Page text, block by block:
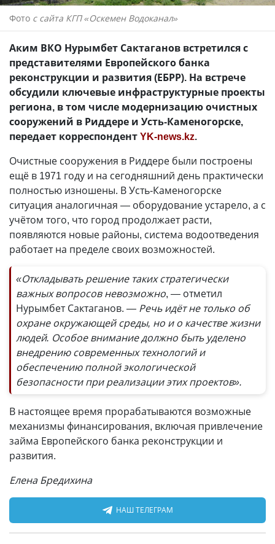
Фото с сайта КГП «Оскемен Водоканал»
Аким ВКО Нурымбет Сактаганов встретился с
представителями Европейского банка
реконструкции и развития (ЕБРР). На встрече
обсудили ключевые инфраструктурные проекты
региона, в том числе модернизацию очистных
сооружений в Риддере и Усть-Каменогорске,
передает корреспондентYK-news.kz.
Очистные сооружения в Риддере были построены
ещё в 1971 году и на сегодняшний день практически
полностью изношены. В Усть-Каменогорске
ситуация аналогичная — оборудование устарело, а с
учётом того, что город продолжает расти,
появляются новые районы, система водоотведения
работает на пределе своих возможностей.
«Откладывать решение таких стратегически
важных вопросов невозможно, — отметил
Нурымбет Сактаганов. — Речь идёт не только об
охране окружающей среды, но и о качестве жизни
людей. Особое внимание должно быть уделено
внедрению современных технологий и
обеспечению полной экологической
безопасности при реализации этих проектов».
В настоящее время прорабатываются возможные
механизмы финансирования, включая привлечение
займа Европейского банка реконструкции и
развития.
Елена Бредихина
НАШ ТЕЛЕГРАМ